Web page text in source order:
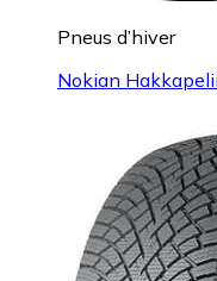
Pneus d’hiver
Nokian